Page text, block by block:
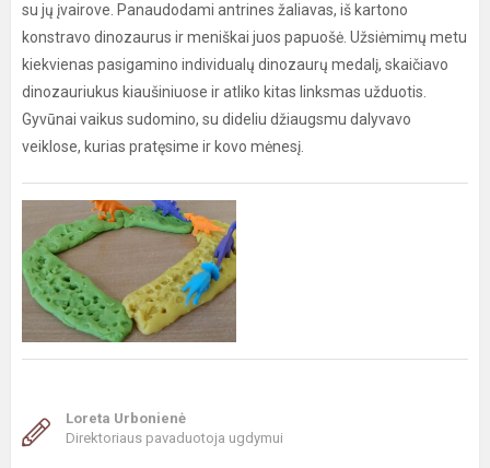
su jų įvairove. Panaudodami antrines žaliavas, iš kartono
konstravo dinozaurus ir meniškai juos papuošė. Užsiėmimų metu
kiekvienas pasigamino individualų dinozaurų medalį, skaičiavo
dinozauriukus kiaušiniuose ir atliko kitas linksmas užduotis.
Gyvūnai vaikus sudomino, su dideliu džiaugsmu dalyvavo
veiklose, kurias pratęsime ir kovo mėnesį.
Loreta Urbonienė
Direktoriaus pavaduotoja ugdymui